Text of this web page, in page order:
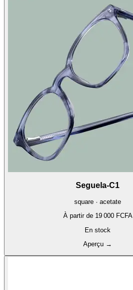
Seguela-C1
square · acetate
À partir de 19 000 FCFA
En stock
Aperçu →